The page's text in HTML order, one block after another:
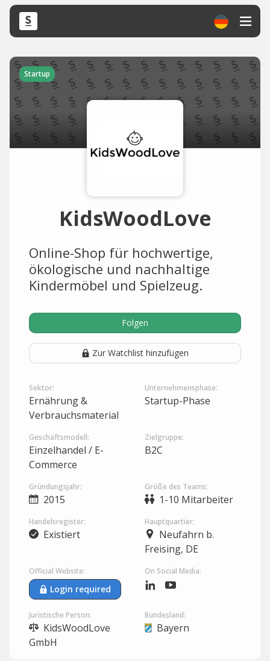
Startup
KidsWoodLove
Online-Shop für hochwertige,
ökologische und nachhaltige
Kindermöbel und Spielzeug.
Folgen
Zur Watchlist hinzufügen
Sektor:
Ernährung &
Verbrauchsmaterial
Unternehmensphase:
Startup-Phase
Geschäftsmodell:
Einzelhandel / E-
Commerce
Zielgruppe:
B2C
Gründungsjahr:
2015
Größe des Teams:
1-10 Mitarbeiter
Handelsregister:
Existiert
Hauptquartier:
Neufahrn b.
Freising, DE
Official Website:
Login required
On Social Media:
Juristische Person:
KidsWoodLove
GmbH
Bundesland:
Bayern